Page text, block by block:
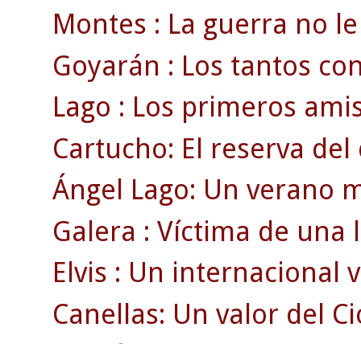
Montes : La guerra no
Goyarán : Los tantos
Lago : Los primeros
Cartucho: El reserva
Ángel Lago: Un verano
Galera : Víctima de
Elvis : Un internacional
Canellas: Un valor del